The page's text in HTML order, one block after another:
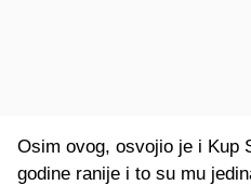
Osim ovog, osvojio je i Kup
godine ranije i to su mu